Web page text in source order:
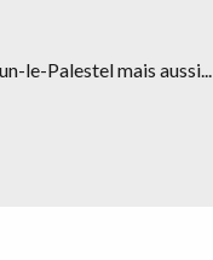
le-Palestel mais aussi...